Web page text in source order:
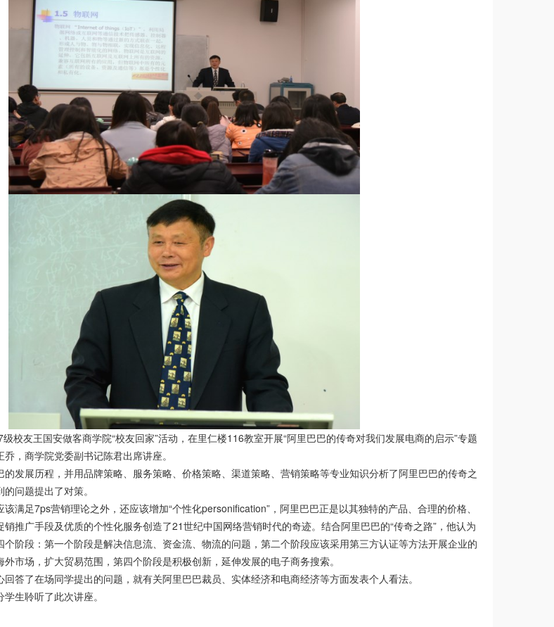
校友王国安做客商学院“校友回家”活动 ，在里仁楼116教室开展“阿里巴巴的传奇对我们发展电商的启示”专题
，商学院党委副书记陈君出席讲座。
的发展历程，并用品牌策略、服务策略、价格策略、渠道策略、营销策略等专业知识分析了阿里巴巴的传奇之
问题提出了对策。
满足7ps营销理论之外，还应该增加“个性化personification”，阿里巴巴正是以其独特的产品、合理的价格、
推广手段及优质的个性化服务创造了21世纪中国网络营销时代的奇迹。结合阿里巴巴的“传奇之路”，他认为
个阶段：第一个阶段是解决信息流、资金流、物流的问题，第二个阶段应该采用第三方认证等方法开展企业的
市场，扩大贸易范围，第四个阶段是积极创新，延伸发展的电子商务搜索。
答了在场同学提出的问题，就有关阿里巴巴裁员、实体经济和电商经济等方面发表个人看法。
生聆听了此次讲座。